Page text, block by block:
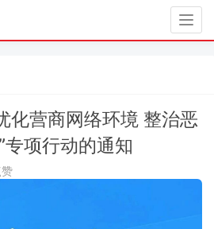
化营商网络环境 整治恶
项行动的通知